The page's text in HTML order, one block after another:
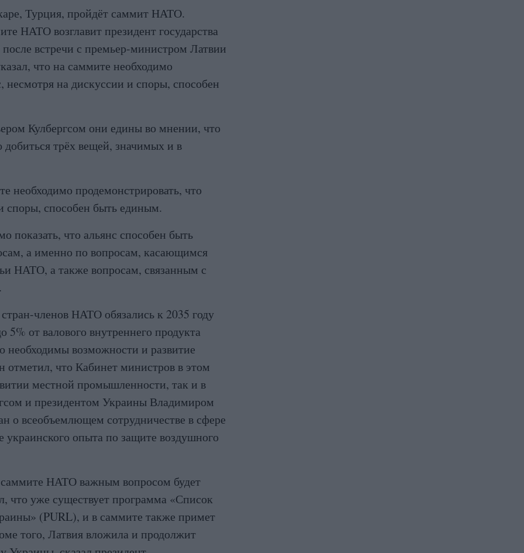
Турция, пройдёт саммит НАТО.
НАТО возглавит президент государства
встречи с премьер-министром Латвии
что на саммите необходимо
несмотря на дискуссии и споры, способен
Кулбергсом они едины во мнении, что
трёх вещей, значимых и в
необходимо продемонстрировать, что
споры, способен быть единым.
показать, что альянс способен быть
а именно по вопросам, касающимся
НАТО, а также вопросам, связанным с
членов НАТО обязались к 2035 году
5% от валового внутреннего продукта
возможности и развитие
что Кабинет министров в этом
местной промышленности, так и в
и президентом Украины Владимиром
о всеобъемлющем сотрудничестве в сфере
украинского опыта по защите воздушного
саммите НАТО важным вопросом будет
что уже существует программа «Список
(PURL), и в саммите также примет
того, Латвия вложила и продолжит